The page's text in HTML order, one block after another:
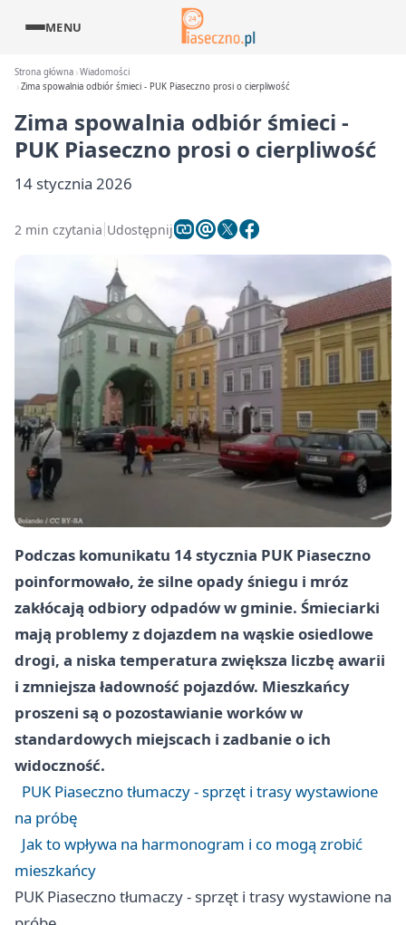
MENU
Strona główna Wiadomości
Zima spowalnia odbiór śmieci - PUK Piaseczno prosi o cierpliwość
Zima spowalnia odbiór śmieci -
PUK Piaseczno prosi o cierpliwość
14 stycznia 2026
2 min czytania Udostępnij
Podczas komunikatu 14 stycznia PUK Piaseczno
poinformowało, że silne opady śniegu i mróz
zakłócają odbiory odpadów w gminie. Śmieciarki
mają problemy z dojazdem na wąskie osiedlowe
drogi, a niska temperatura zwiększa liczbę awarii
i zmniejsza ładowność pojazdów. Mieszkańcy
proszeni są o pozostawianie worków w
standardowych miejscach i zadbanie o ich
widoczność.
PUK Piaseczno tłumaczy - sprzęt i trasy wystawione
na próbę
Jak to wpływa na harmonogram i co mogą zrobić
mieszkańcy
PUK Piaseczno tłumaczy - sprzęt i trasy wystawione na